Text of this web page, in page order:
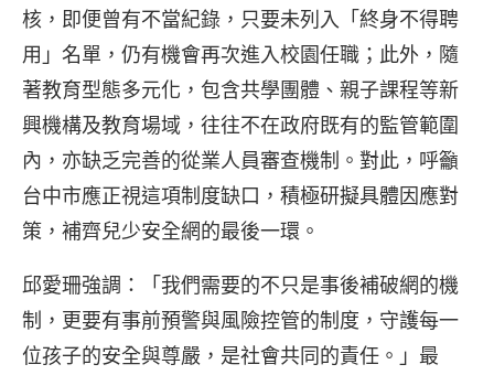
核，即便曾有不當紀錄，只要未列入「終身不得聘
用」名單，仍有機會再次進入校園任職；此外，隨
著教育型態多元化，包含共學團體、親子課程等新
興機構及教育場域，往往不在政府既有的監管範圍
內，亦缺乏完善的從業人員審查機制。對此，呼籲
台中市應正視這項制度缺口，積極研擬具體因應對
策，補齊兒少安全網的最後一環。
邱愛珊強調：「我們需要的不只是事後補破網的機
制，更要有事前預警與風險控管的制度，守護每一
位孩子的安全與尊嚴，是社會共同的責任。」最